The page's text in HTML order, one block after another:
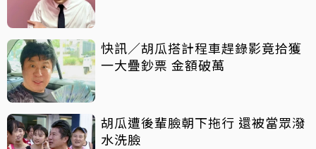
快訊／胡瓜搭計程車趕錄影竟拾獲
一大疊鈔票 金額破萬
胡瓜遭後輩臉朝下拖行 還被當眾潑
水洗臉